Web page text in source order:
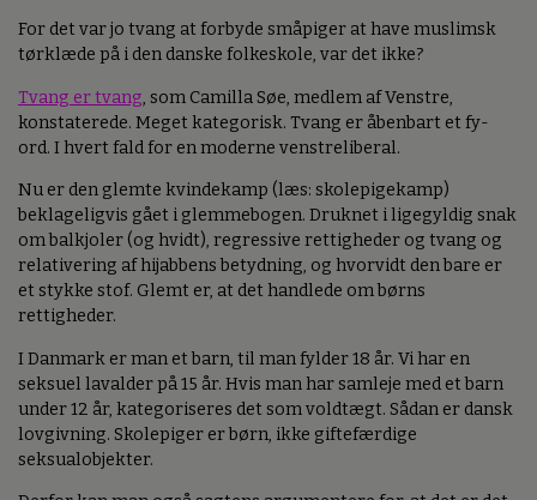
For det var jo tvang at forbyde småpiger at have muslimsk
tørklæde på i den danske folkeskole, var det ikke?
Tvang er tvang, som Camilla Søe, medlem af Venstre,
konstaterede. Meget kategorisk. Tvang er åbenbart et fy-
ord. I hvert fald for en moderne venstreliberal.
Nu er den glemte kvindekamp (læs: skolepigekamp)
beklageligvis gået i glemmebogen. Druknet i ligegyldig snak
om balkjoler (og hvidt), regressive rettigheder og tvang og
relativering af hijabbens betydning, og hvorvidt den bare er
et stykke stof. Glemt er, at det handlede om børns
rettigheder.
I Danmark er man et barn, til man fylder 18 år. Vi har en
seksuel lavalder på 15 år. Hvis man har samleje med et barn
under 12 år, kategoriseres det som voldtægt. Sådan er dansk
lovgivning. Skolepiger er børn, ikke giftefærdige
seksualobjekter.